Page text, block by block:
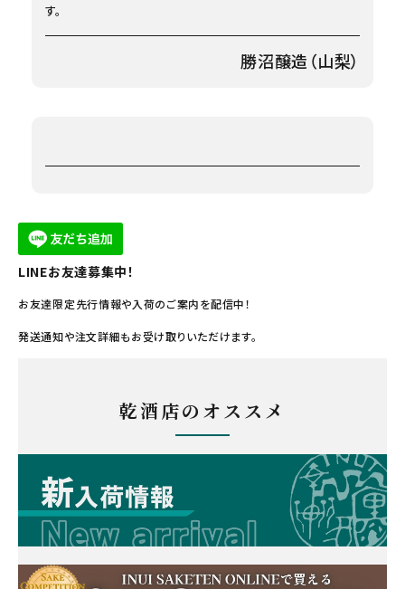
す。
勝沼醸造（山梨）
LINEお友達募集中！
お友達限定先行情報や入荷のご案内を配信中！
発送通知や注文詳細もお受け取りいただけます。
乾酒店のオススメ